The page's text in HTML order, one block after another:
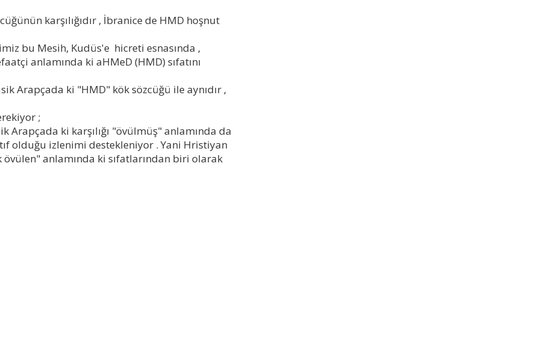
karşılığıdır , İbranice de HMD hoşnut
bu Mesih, Kudüs'e hicreti esnasında ,
anlamında ki aHMeD (HMD) sıfatını
Arapçada ki "HMD" kök sözcüğü ile aynıdır ,
;
Arapçada ki karşılığı "övülmüş" anlamında da
olduğu izlenimi destekleniyor . Yani Hristiyan
anlamında ki sıfatlarından biri olarak